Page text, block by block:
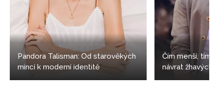
Pandora Talisman: Od starověkých
mincí k moderní identitě
Čím menší, tím
návrat žhavých